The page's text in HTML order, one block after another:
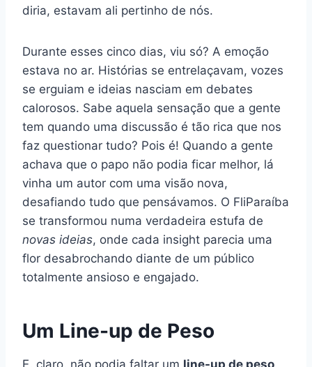
diria, estavam ali pertinho de nós.
Durante esses cinco dias, viu só? A emoção
estava no ar. Histórias se entrelaçavam, vozes
se erguiam e ideias nasciam em debates
calorosos. Sabe aquela sensação que a gente
tem quando uma discussão é tão rica que nos
faz questionar tudo? Pois é! Quando a gente
achava que o papo não podia ficar melhor, lá
vinha um autor com uma visão nova,
desafiando tudo que pensávamos. O FliParaíba
se transformou numa verdadeira estufa de
novas ideias, onde cada insight parecia uma
flor desabrochando diante de um público
totalmente ansioso e engajado.
Um Line-up de Peso